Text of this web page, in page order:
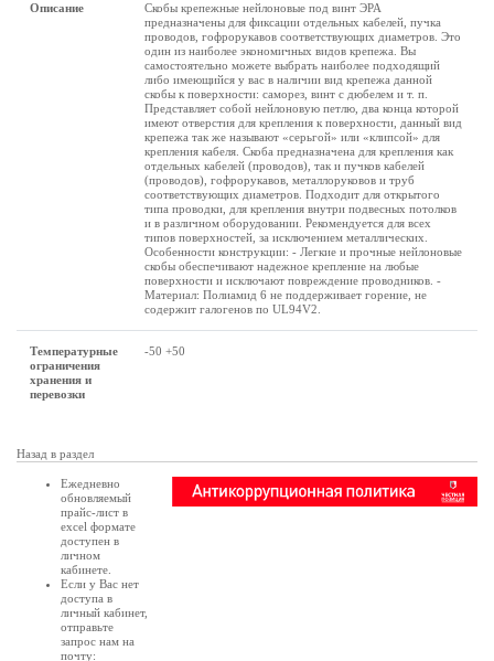
Описание
Скобы крепежные нейлоновые под винт ЭРА
предназначены для фиксации отдельных кабелей, пучка
проводов, гофрорукавов соответствующих диаметров. Это
один из наиболее экономичных видов крепежа. Вы
самостоятельно можете выбрать наиболее подходящий
либо имеющийся у вас в наличии вид крепежа данной
скобы к поверхности: саморез, винт с дюбелем и т. п.
Представляет собой нейлоновую петлю, два конца которой
имеют отверстия для крепления к поверхности, данный вид
крепежа так же называют «серьгой» или «клипсой» для
крепления кабеля. Скоба предназначена для крепления как
отдельных кабелей (проводов), так и пучков кабелей
(проводов), гофрорукавов, металлоруковов и труб
соответствующих диаметров. Подходит для открытого
типа проводки, для крепления внутри подвесных потолков
и в различном оборудовании. Рекомендуется для всех
типов поверхностей, за исключением металлических.
Особенности конструкции: - Легкие и прочные нейлоновые
скобы обеспечивают надежное крепление на любые
поверхности и исключают повреждение проводников. -
Материал: Полиамид 6 не поддерживает горение, не
содержит галогенов по UL94V2.
Температурные
ограничения
хранения и
перевозки
-50 +50
Назад в раздел
Ежедневно
обновляемый
прайс-лист в
excel формате
доступен в
личном
кабинете
Если у Вас нет
доступа в
личный кабинет,
отправьте
запрос нам на
почту: